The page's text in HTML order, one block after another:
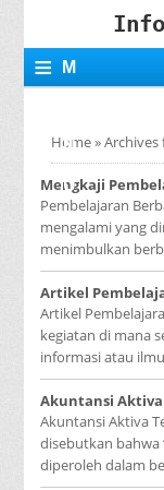
≡ M
N
U
Home»Archives
Mengkaji
Pembelajaran
mengalami yang
menimbulkan
Artikel
Artikel
kegiatan di mana
informasi atau
Akuntansi
Akuntansi Aktiva
disebutkan bahwa
diperoleh dalam